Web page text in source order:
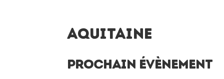
Aquitaine
PROCHAIN ÉVÈNEMENT